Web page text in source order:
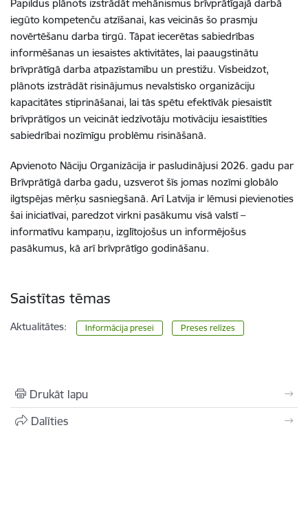
Papildus plānots izstrādāt mehānismus brīvprātīgajā darbā
iegūto kompetenču atzīšanai, kas veicinās šo prasmju
novērtēšanu darba tirgū. Tāpat iecerētas sabiedrības
informēšanas un iesaistes aktivitātes, lai paaugstinātu
brīvprātīgā darba atpazīstamību un prestižu. Visbeidzot,
plānots izstrādāt risinājumus nevalstisko organizāciju
kapacitātes stiprināšanai, lai tās spētu efektīvāk piesaistīt
brīvprātīgos un veicināt iedzīvotāju motivāciju iesaistīties
sabiedrībai nozīmīgu problēmu risināšanā.
Apvienoto Nāciju Organizācija ir pasludinājusi 2026. gadu par
Brīvprātīgā darba gadu, uzsverot šīs jomas nozīmi globālo
ilgtspējas mērķu sasniegšanā. Arī Latvija ir lēmusi pievienoties
šai iniciatīvai, paredzot virkni pasākumu visā valstī –
informatīvu kampaņu, izglītojošus un informējošus
pasākumus, kā arī brīvprātīgo godināšanu.
Saistītas tēmas
Aktualitātes: Informācija presei Preses relīzes
Drukāt lapu
Dalīties